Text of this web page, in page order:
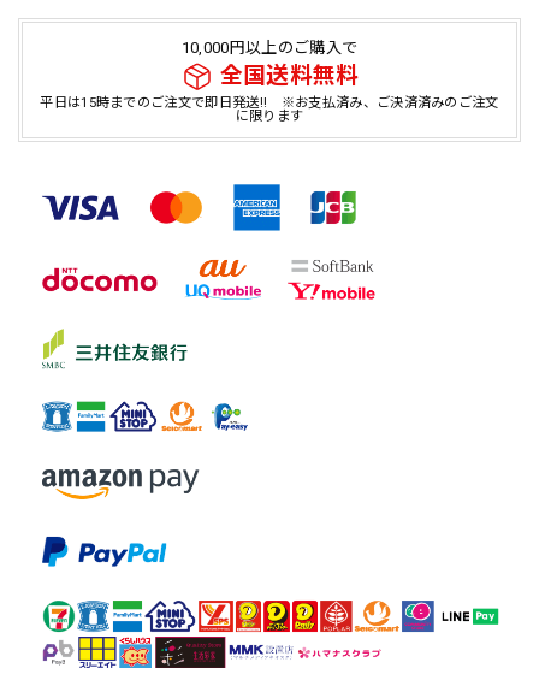
10,000円以上のご購入で
全国送料無料
平日は15時までのご注文で即日発送!! ※お支払済み、ご決済済みのご注文
に限ります